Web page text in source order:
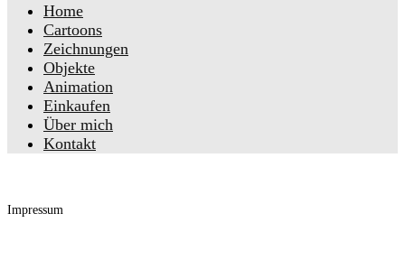
Home
Cartoons
Zeichnungen
Objekte
Animation
Einkaufen
Über mich
Kontakt
Impressum